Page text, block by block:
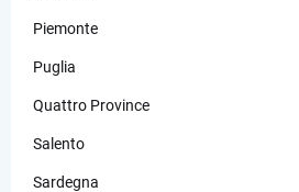
Piemonte
Puglia
Quattro Province
Salento
Sardegna